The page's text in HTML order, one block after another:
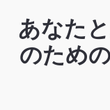
あなた
のため